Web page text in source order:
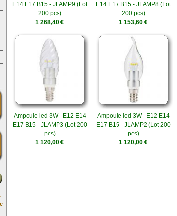
E14 E17 B15 - JLAMP9 (Lot
200 pcs)
1 268,40 €
E14 E17 B15 - JLAMP8 (Lot
200 pcs)
1 153,60 €
Ampoule led 3W - E12 E14
E17 B15 - JLAMP3 (Lot 200
pcs)
1 120,00 €
Ampoule led 3W - E12 E14
E17 B15 - JLAMP2 (Lot 200
pcs)
1 120,00 €